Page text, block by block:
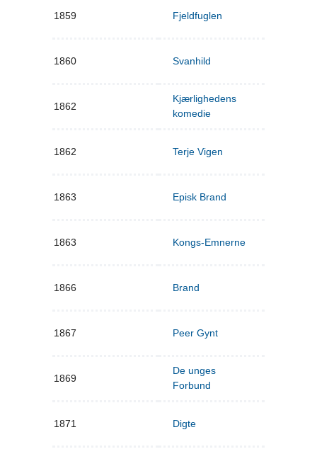
1859 Fjeldfuglen
1860 Svanhild
1862
Kjærlighedens
komedie
1862 Terje Vigen
1863 Episk Brand
1863 Kongs-Emnerne
1866 Brand
1867 Peer Gynt
1869
De unges
Forbund
1871 Digte